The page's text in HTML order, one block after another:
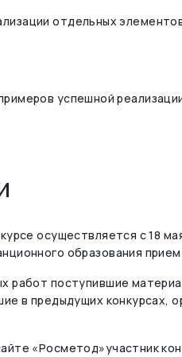
отдельных
успешной
осуществляется с 18
образования
работ поступившие
в предыдущих конкурсах,
«Росметод»участник